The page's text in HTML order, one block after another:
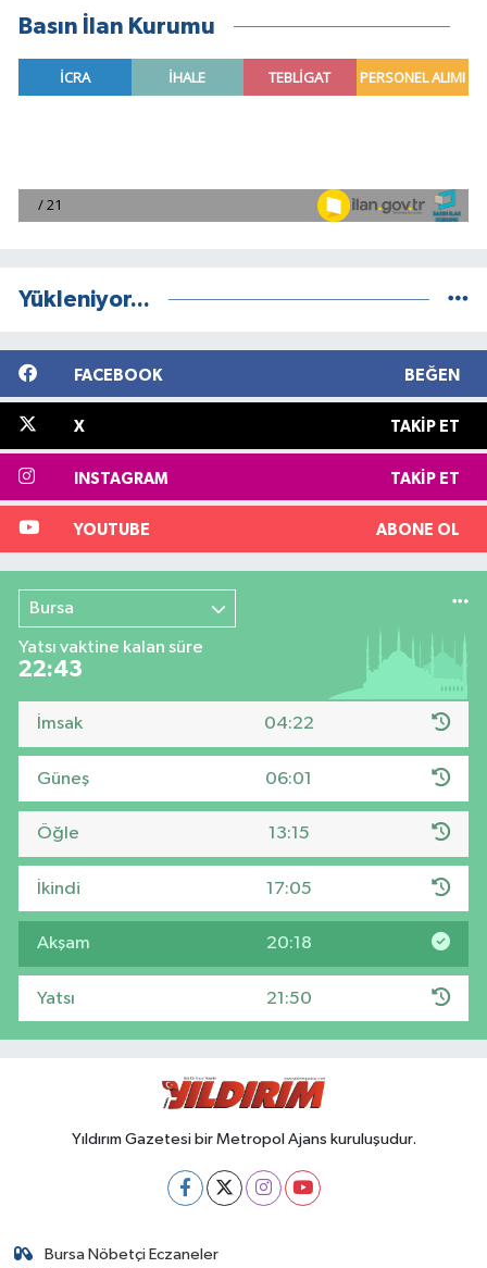
Basın İlan Kurumu
Yükleniyor...
FACEBOOK BEĞEN
X TAKIP ET
INSTAGRAM TAKIP ET
YOUTUBE ABONE OL
Bursa
Yatsı vaktine kalan süre
22:42
İmsak 04:22
Güneş 06:01
Öğle 13:15
İkindi 17:05
Akşam 20:18
Yatsı 21:50
Yıldırım Gazetesi bir Metropol Ajans kuruluşudur.
Bursa Nöbetçi Eczaneler